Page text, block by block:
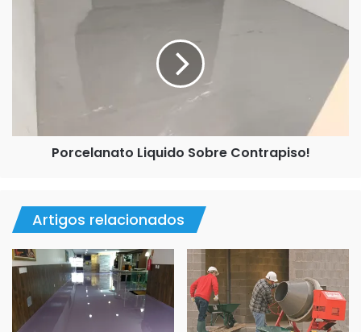
É obrigatória em algumas situações
para aprovações junto a prefeituras, condomínios ou
Serve como um registro formal
caso surjam problemas ou responsabilidades futuras
Porcelanato Liquido Sobre Contrapiso!
Artigos relacionados